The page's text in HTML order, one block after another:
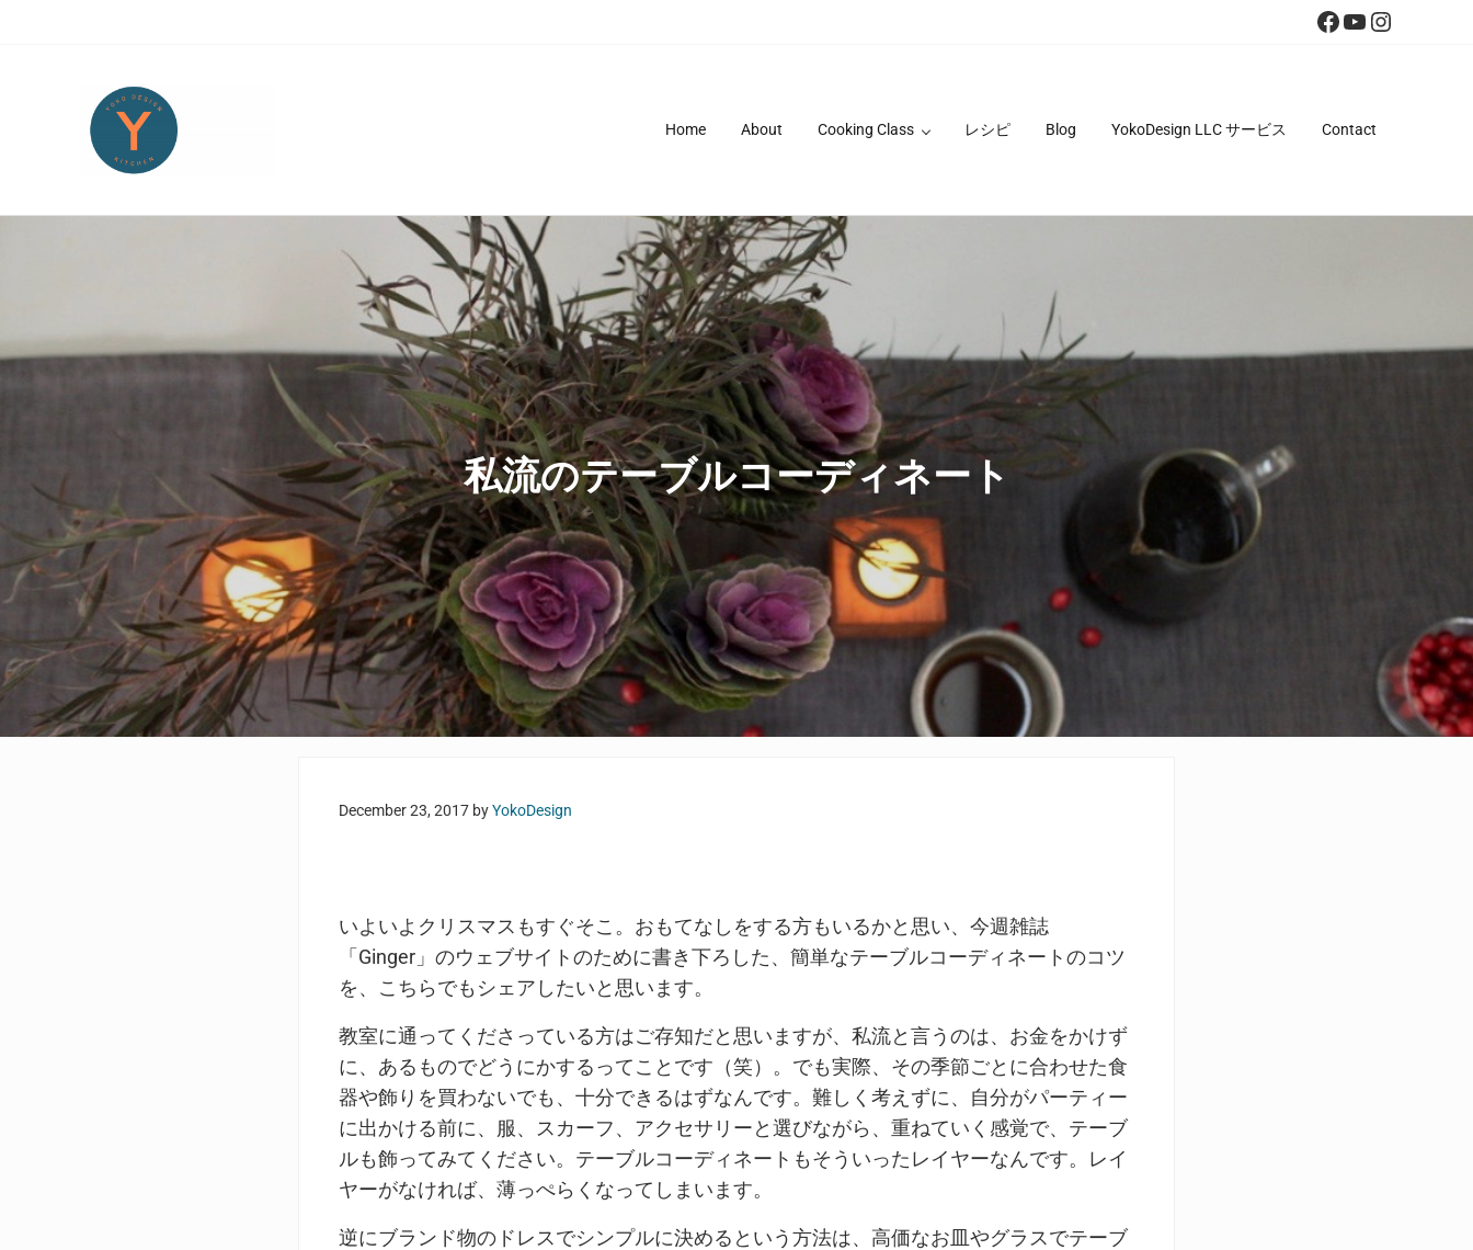
Facebook
YouTube
Home About Cooking Class レシピ Blog YokoDesign LLC サービス Contact
私流のテーブルコーディネート
December 23, 2017 byYokoDesign
いよいよクリスマスもすぐそこ。おもてなしをする方もいるかと思い、今週雑誌
「Ginger」のウェブサイトのために書き下ろした、簡単なテーブルコーディネートのコツ
を、こちらでもシェアしたいと思います。
教室に通ってくださっている方はご存知だと思いますが、私流と言うのは、お金をかけず
に、あるものでどうにかするってことです（笑）。でも実際、その季節ごとに合わせた食
器や飾りを買わないでも、十分できるはずなんです。難しく考えずに、自分がパーティー
に出かける前に、服、スカーフ、アクセサリーと選びながら、重ねていく感覚で、テーブ
ルも飾ってみてください。テーブルコーディネートもそういったレイヤーなんです。レイ
ヤーがなければ、薄っぺらくなってしまいます。
逆にブランド物のドレスでシンプルに決めるという方法は、高価なお皿やグラスでテーブ